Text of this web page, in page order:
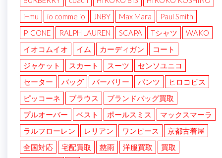
i+mu
io comme io JNBY Max Mara
Paul Smith
PICONE
RALPH LAUREN SCAPA Tシャツ
WAKO
イオコムイオ
イム カーディガン
コート
ジャケット
スカート スーツ
センソユニコ
セーター
バッグ バーバリー パンツ
ヒロコビス
ピッコーネ
ブラウス
ブランドバッグ買取
プルオーバー
ベスト ポールスミス
マックスマーラ
ラルフローレン
レリアン ワンピース
京都古着屋
全国対応
宅配買取 慈雨 洋服買取
買取